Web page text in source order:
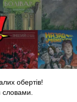
обертів!
словами.